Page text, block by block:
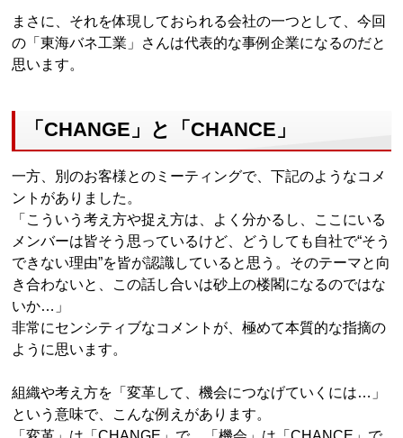
まさに、それを体現しておられる会社の一つとして、今回
の「東海バネ工業」さんは代表的な事例企業になるのだと
思います。
「CHANGE」と「CHANCE」
一方、別のお客様とのミーティングで、下記のようなコメ
ントがありました。
「こういう考え方や捉え方は、よく分かるし、ここにいる
メンバーは皆そう思っているけど、どうしても自社で“そう
できない理由”を皆が認識していると思う。そのテーマと向
き合わないと、この話し合いは砂上の楼閣になるのではな
いか…」
非常にセンシティブなコメントが、極めて本質的な指摘の
ように思います。
組織や考え方を「変革して、機会につなげていくには…」
という意味で、こんな例えがあります。